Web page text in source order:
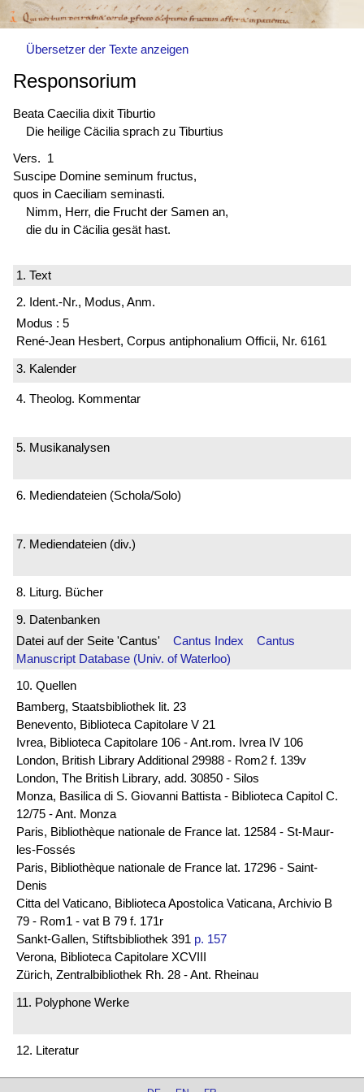
Übersetzer der Texte anzeigen
Responsorium
Beata Caecilia dixit Tiburtio
Die heilige Cäcilia sprach zu Tiburtius
Vers. 1
Suscipe Domine seminum fructus,
quos in Caeciliam seminasti.
Nimm, Herr, die Frucht der Samen an,
die du in Cäcilia gesät hast.
1. Text
2. Ident.-Nr., Modus, Anm.
Modus : 5
René-Jean Hesbert, Corpus antiphonalium Officii, Nr. 6161
3. Kalender
4. Theolog. Kommentar
5. Musikanalysen
6. Mediendateien (Schola/Solo)
7. Mediendateien (div.)
8. Liturg. Bücher
9. Datenbanken
Datei auf der Seite 'Cantus' Cantus Index
Cantus
Manuscript Database (Univ. of Waterloo)
10. Quellen
Bamberg, Staatsbibliothek lit. 23
Benevento, Biblioteca Capitolare V 21
Ivrea, Biblioteca Capitolare 106 - Ant.rom. Ivrea IV 106
London, British Library Additional 29988 - Rom2 f. 139v
London, The British Library, add. 30850 - Silos
Monza, Basilica di S. Giovanni Battista - Biblioteca Capitol C.
12/75 - Ant. Monza
Paris, Bibliothèque nationale de France lat. 12584 - St-Maur-
les-Fossés
Paris, Bibliothèque nationale de France lat. 17296 - Saint-
Denis
Citta del Vaticano, Biblioteca Apostolica Vaticana, Archivio B
79 - Rom1 - vat B 79 f. 171r
Sankt-Gallen, Stiftsbibliothek 391 p. 157
Verona, Biblioteca Capitolare XCVIII
Zürich, Zentralbibliothek Rh. 28 - Ant. Rheinau
11. Polyphone Werke
12. Literatur